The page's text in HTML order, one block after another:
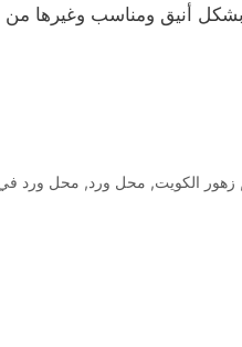
بشكل أنيق ومناسب وغيرها من
, زهور الكويت, محل ورد, محل ورد